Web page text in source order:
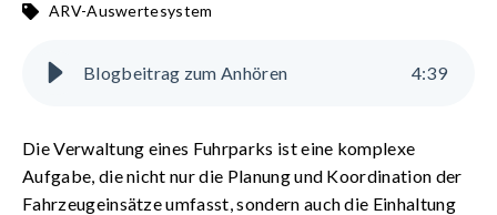
ARV-Auswertesystem
Blogbeitrag zum Anhören 4:39
Die Verwaltung eines Fuhrparks ist eine komplexe
Aufgabe, die nicht nur die Planung und Koordination der
Fahrzeugeinsätze umfasst, sondern auch die Einhaltung